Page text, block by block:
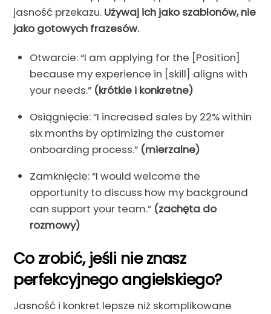
jasność przekazu. Używaj ich jako szablonów, nie
jako gotowych frazesów.
Otwarcie: “I am applying for the [Position]
because my experience in [skill] aligns with
your needs.” (krótkie i konkretne)
Osiągnięcie: “I increased sales by 22% within
six months by optimizing the customer
onboarding process.” (mierzalne)
Zamknięcie: “I would welcome the
opportunity to discuss how my background
can support your team.” (zachęta do
rozmowy)
Co zrobić, jeśli nie znasz
perfekcyjnego angielskiego?
Jasność i konkret lepsze niż skomplikowane